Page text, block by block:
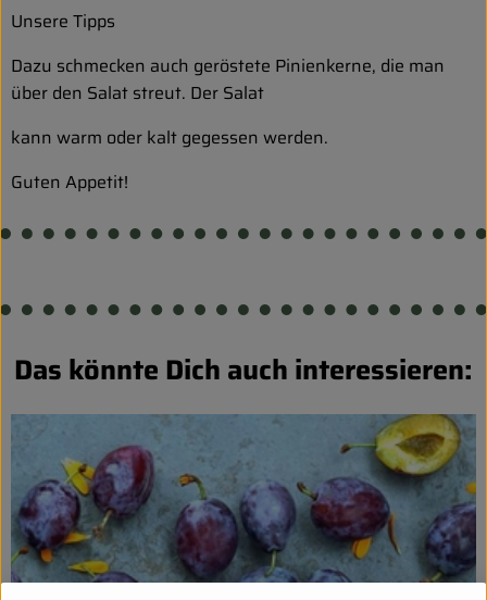
Unsere Tipps
Dazu schmecken auch geröstete Pinienkerne, die man
über den Salat streut. Der Salat
kann warm oder kalt gegessen werden.
Guten Appetit!
Das könnte Dich auch interessieren: